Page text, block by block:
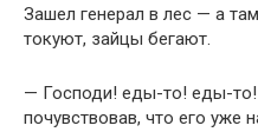
Зашел генерал в лес — а
токуют, зайцы бегают.
— Господи! еды-то! еды-то!
почувствовав, что его уже